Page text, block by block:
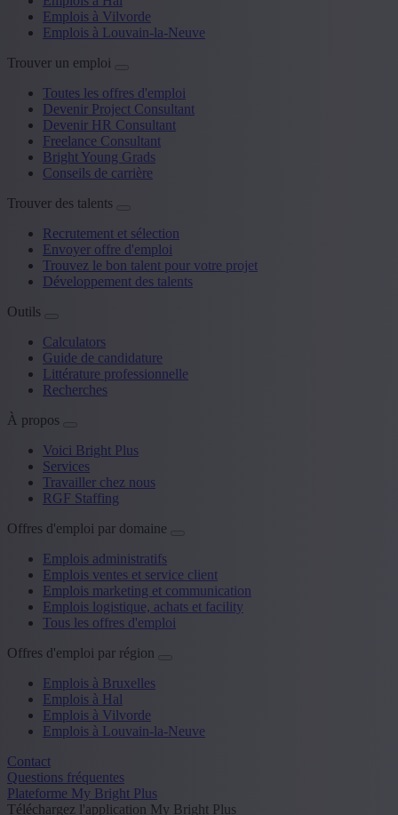
Emplois à Vilvorde
Emplois à Louvain-la-Neuve
Trouver un emploi
Toutes les offres d'emploi
Devenir Project Consultant
Devenir HR Consultant
Freelance Consultant
Bright Young Grads
Conseils de carrière
Trouver des talents
Recrutement et sélection
Envoyer offre d'emploi
Trouvez le bon talent pour votre projet
Développement des talents
Outils
Calculators
Guide de candidature
Littérature professionnelle
Recherches
À propos
Voici Bright Plus
Services
Travailler chez nous
RGF Staffing
Offres d'emploi par domaine
Emplois administratifs
Emplois ventes et service client
Emplois marketing et communication
Emplois logistique, achats et facility
Tous les offres d'emploi
Offres d'emploi par région
Emplois à Bruxelles
Emplois à Hal
Emplois à Vilvorde
Emplois à Louvain-la-Neuve
Contact
Questions fréquentes
Plateforme My Bright Plus
Téléchargez l'application My Bright Plus